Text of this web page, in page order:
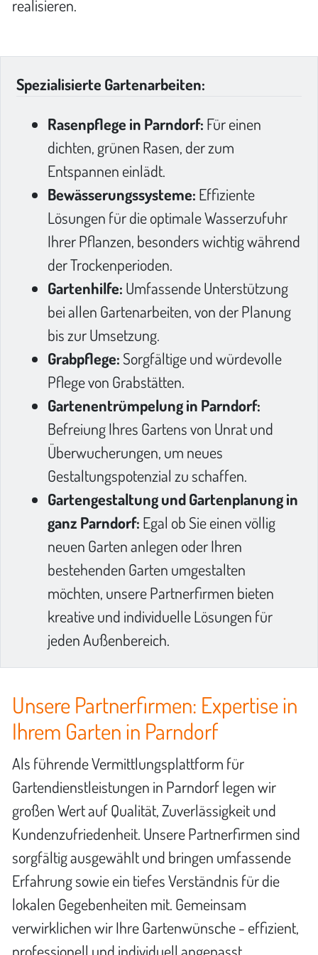
realisieren.
Spezialisierte Gartenarbeiten:
Rasenpflege in Parndorf: Für einen
dichten, grünen Rasen, der zum
Entspannen einlädt.
Bewässerungssysteme: Effiziente
Lösungen für die optimale Wasserzufuhr
Ihrer Pflanzen, besonders wichtig während
der Trockenperioden.
Gartenhilfe: Umfassende Unterstützung
bei allen Gartenarbeiten, von der Planung
bis zur Umsetzung.
Grabpflege: Sorgfältige und würdevolle
Pflege von Grabstätten.
Gartenentrümpelung in Parndorf:
Befreiung Ihres Gartens von Unrat und
Überwucherungen, um neues
Gestaltungspotenzial zu schaffen.
Gartengestaltung und Gartenplanung in
ganz Parndorf: Egal ob Sie einen völlig
neuen Garten anlegen oder Ihren
bestehenden Garten umgestalten
möchten, unsere Partnerfirmen bieten
kreative und individuelle Lösungen für
jeden Außenbereich.
Unsere Partnerfirmen: Expertise in
Ihrem Garten in Parndorf
Als führende Vermittlungsplattform für
Gartendienstleistungen in Parndorf legen wir
großen Wert auf Qualität, Zuverlässigkeit und
Kundenzufriedenheit. Unsere Partnerfirmen sind
sorgfältig ausgewählt und bringen umfassende
Erfahrung sowie ein tiefes Verständnis für die
lokalen Gegebenheiten mit. Gemeinsam
verwirklichen wir Ihre Gartenwünsche - effizient,
professionell und individuell angepasst.